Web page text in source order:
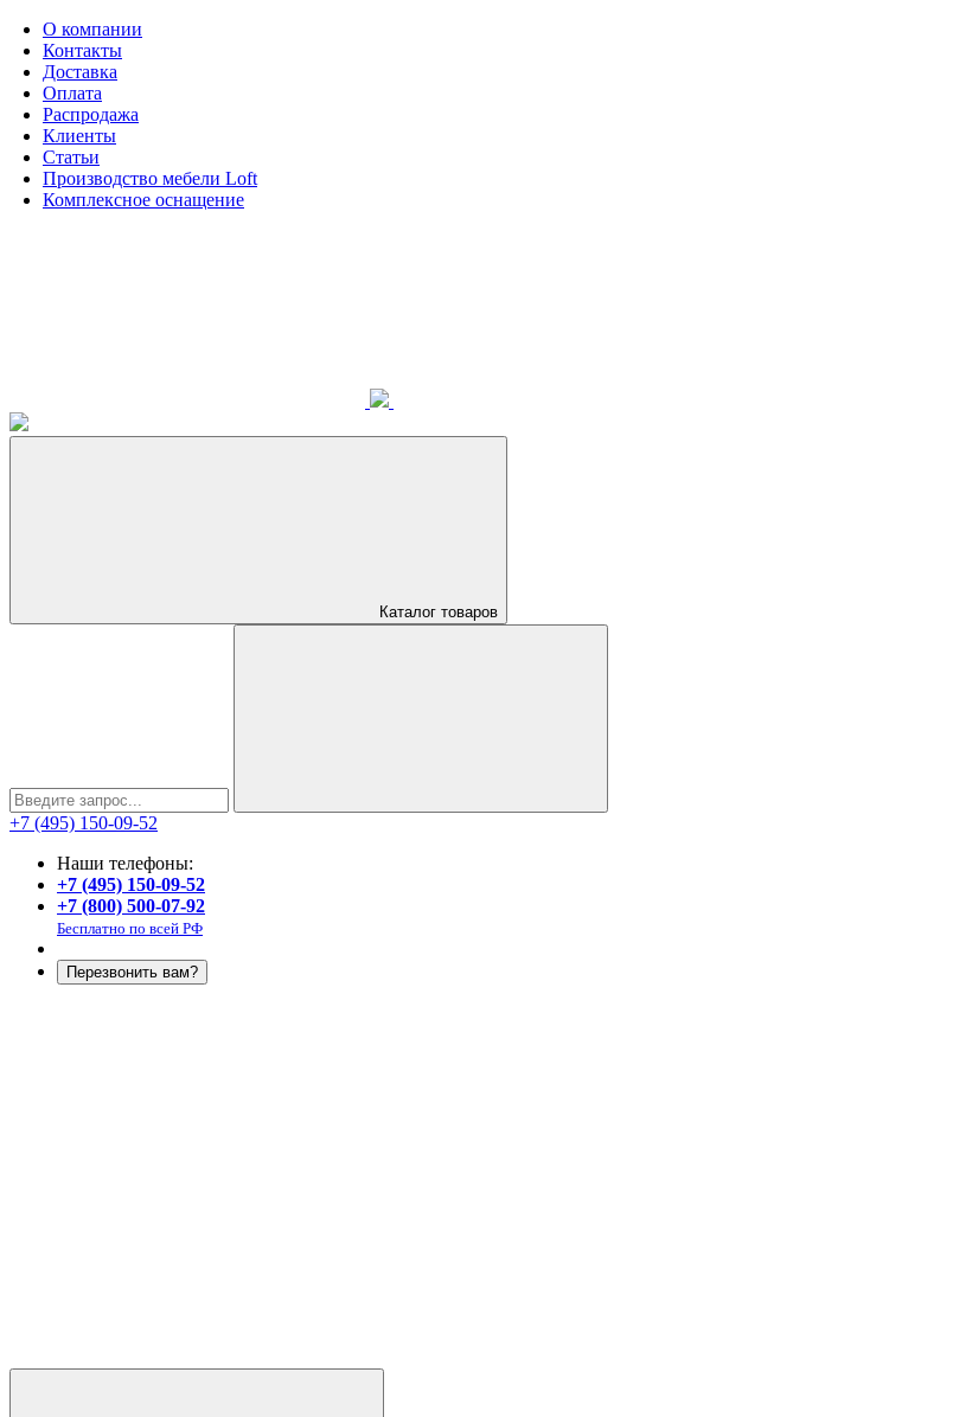
О компании
Контакты
Доставка
Оплата
Распродажа
Клиенты
Статьи
Производство мебели Loft
Комплексное оснащение
Каталог товаров
+7 (495) 150-09-52
Наши телефоны:
+7 (495) 150-09-52
+7 (800) 500-07-92
Бесплатно по всей РФ
Перезвонить вам?